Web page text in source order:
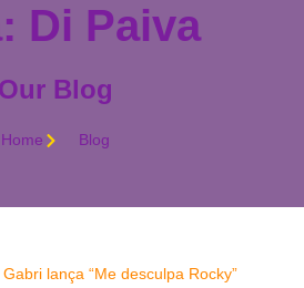
Di Paiva
Our Blog
Home Blog